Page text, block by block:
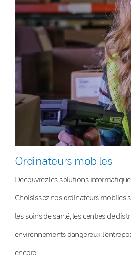
Ordinateurs mobiles
Découvrez les solutions
Choisissez nos ordinateurs mobiles
les soins de santé, les centres de
environnements dangereux,
encore.